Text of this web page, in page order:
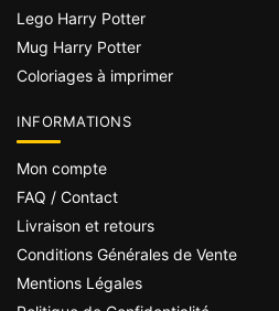
Lego Harry Potter
Mug Harry Potter
Coloriages à imprimer
INFORMATIONS
Mon compte
FAQ / Contact
Livraison et retours
Conditions Générales de Vente
Mentions Légales